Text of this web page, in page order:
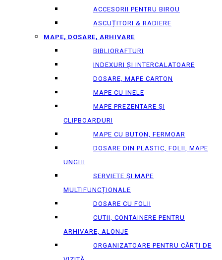
ACCESORII PENTRU BIROU
ASCUȚITORI & RADIERE
MAPE, DOSARE, ARHIVARE
BIBLIORAFTURI
INDEXURI ȘI INTERCALATOARE
DOSARE, MAPE CARTON
MAPE CU INELE
MAPE PREZENTARE ȘI
CLIPBOARDURI
MAPE CU BUTON, FERMOAR
DOSARE DIN PLASTIC, FOLII, MAPE
UNGHI
SERVIETE ȘI MAPE
MULTIFUNCȚIONALE
DOSARE CU FOLII
CUTII, CONTAINERE PENTRU
ARHIVARE, ALONJE
ORGANIZATOARE PENTRU CĂRȚI DE